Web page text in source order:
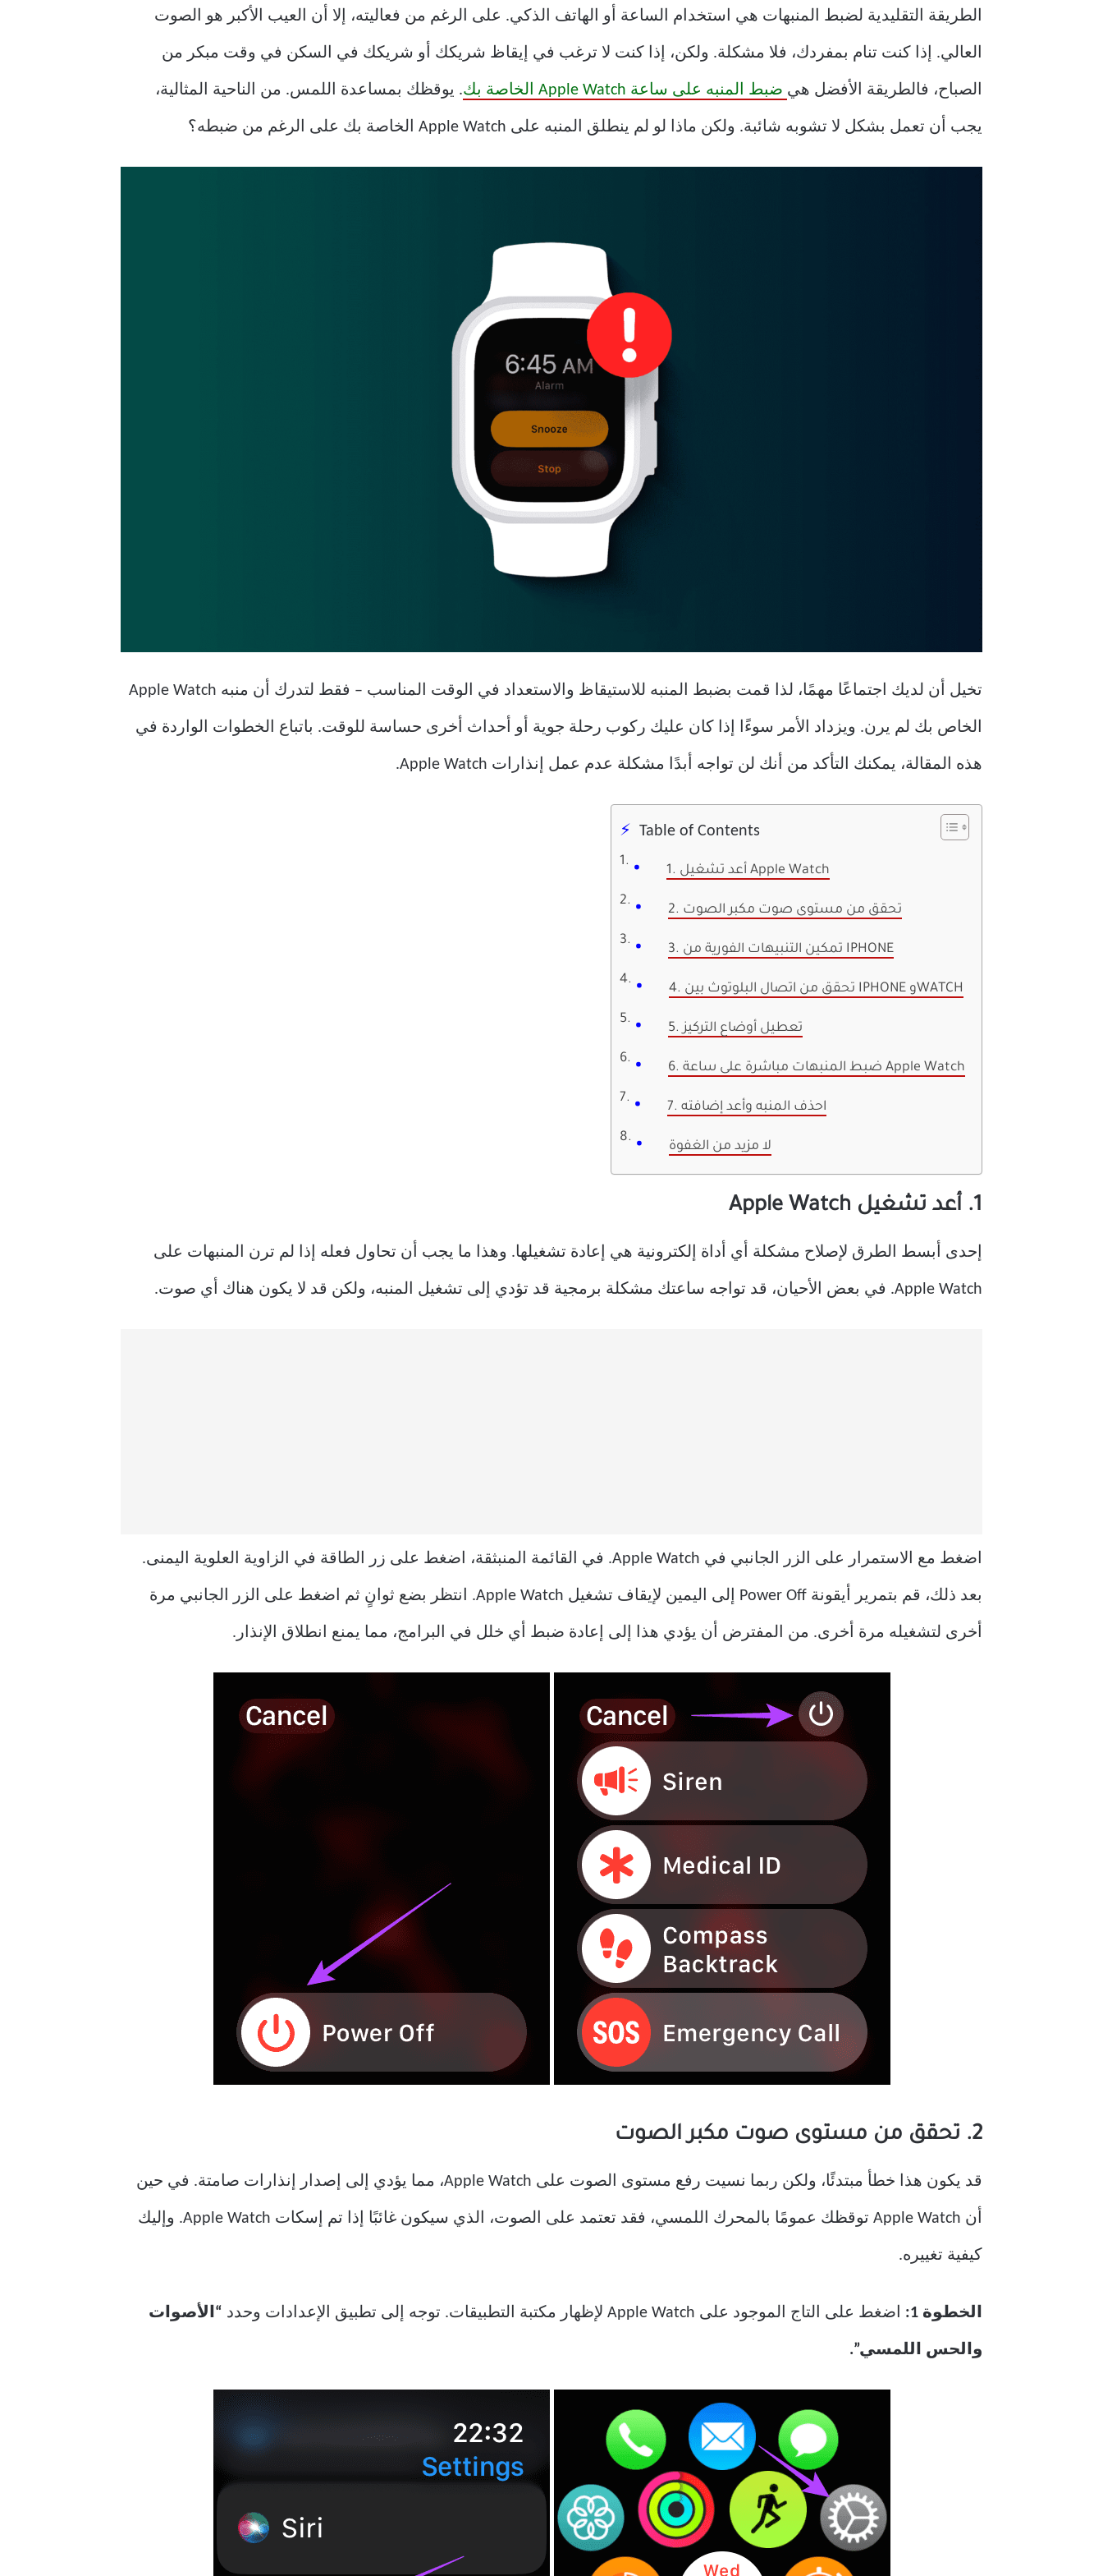
الطريقة التقليدية لضبط المنبهات هي استخدام الساعة أو الهاتف الذكي. على الرغم من فعاليته، إلا أن العيب الأكبر هو الصوت
العالي. إذا كنت تنام بمفردك، فلا مشكلة. ولكن، إذا كنت لا ترغب في إيقاظ شريكك أو شريكك في السكن في وقت مبكر من
الصباح، فالطريقة الأفضل هي ضبط المنبه على ساعة Apple Watch الخاصة بك . يوقظك بمساعدة اللمس. من الناحية المثالية،
يجب أن تعمل بشكل لا تشوبه شائبة. ولكن ماذا لو لم ينطلق المنبه على Apple Watch الخاصة بك على الرغم من ضبطه؟
تخيل أن لديك اجتماعًا مهمًا، لذا قمت بضبط المنبه للاستيقاظ والاستعداد في الوقت المناسب – فقط لتدرك أن منبه Apple Watch
الخاص بك لم يرن. ويزداد الأمر سوءًا إذا كان عليك ركوب رحلة جوية أو أحداث أخرى حساسة للوقت. باتباع الخطوات الواردة في
هذه المقالة، يمكنك التأكد من أنك لن تواجه أبدًا مشكلة عدم عمل إنذارات Apple Watch.
Table of Contents
1. أعد تشغيل Apple Watch
2. تحقق من مستوى صوت مكبر الصوت
3. تمكين التنبيهات الفورية من IPHONE
4. تحقق من اتصال البلوتوث بين IPHONE وWATCH
5. تعطيل أوضاع التركيز
6. ضبط المنبهات مباشرة على ساعة Apple Watch
7. احذف المنبه وأعد إضافته
لا مزيد من الغفوة
1. أعد تشغيل Apple Watch
إحدى أبسط الطرق لإصلاح مشكلة أي أداة إلكترونية هي إعادة تشغيلها. وهذا ما يجب أن تحاول فعله إذا لم ترن المنبهات على
Apple Watch. في بعض الأحيان، قد تواجه ساعتك مشكلة برمجية قد تؤدي إلى تشغيل المنبه، ولكن قد لا يكون هناك أي صوت.
اضغط مع الاستمرار على الزر الجانبي في Apple Watch. في القائمة المنبثقة، اضغط على زر الطاقة في الزاوية العلوية اليمنى.
بعد ذلك، قم بتمرير أيقونة Power Off إلى اليمين لإيقاف تشغيل Apple Watch. انتظر بضع ثوانٍ ثم اضغط على الزر الجانبي مرة
أخرى لتشغيله مرة أخرى. من المفترض أن يؤدي هذا إلى إعادة ضبط أي خلل في البرامج، مما يمنع انطلاق الإنذار.
2. تحقق من مستوى صوت مكبر الصوت
قد يكون هذا خطأ مبتدئًا، ولكن ربما نسيت رفع مستوى الصوت على Apple Watch، مما يؤدي إلى إصدار إنذارات صامتة. في حين
أن Apple Watch توقظك عمومًا بالمحرك اللمسي، فقد تعتمد على الصوت، الذي سيكون غائبًا إذا تم إسكات Apple Watch. وإليك
كيفية تغييره.
الخطوة 1: اضغط على التاج الموجود على Apple Watch لإظهار مكتبة التطبيقات. توجه إلى تطبيق الإعدادات وحدد “الأصوات
والحس اللمسي”.